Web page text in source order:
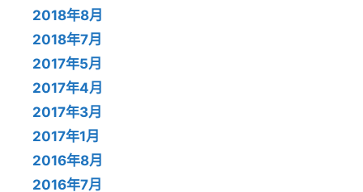
2018年8月
2018年7月
2017年5月
2017年4月
2017年3月
2017年1月
2016年8月
2016年7月